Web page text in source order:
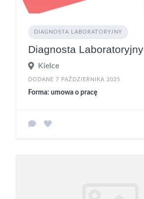
DIAGNOSTA LABORATORYJNY
Diagnosta Laboratoryjny
Kielce
DODANE 7 PAŹDZIERNIKA 2025
Forma: umowa o pracę